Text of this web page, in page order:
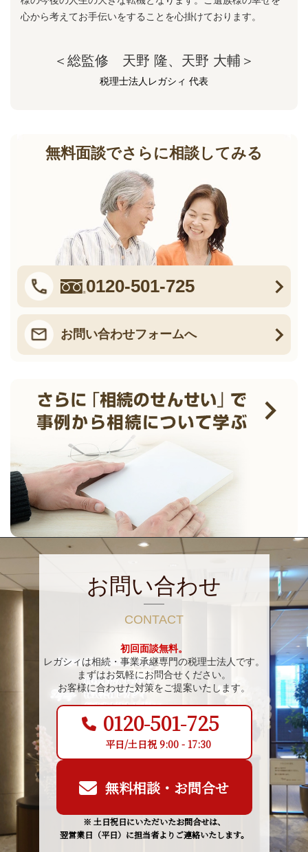
心から考えてお手伝いをすることを心掛けております。
＜総監修 天野 隆、天野 大輔＞
税理士法人レガシィ 代表
無料面談でさらに相談してみる
0120-501-725
お問い合わせフォームへ
お問い合わせ
CONTACT
初回面談無料。
レガシィは相続・事業承継専門の税理士法人です。
まずはお気軽にお問合せください。
お客様に合わせた対策をご提案いたします。
0120-501-725
平日/土日祝 9:00 - 17:30
無料相談・お問合せ
※ 土日祝日にいただいたお問合せは、
翌営業日（平日）に担当者よりご連絡いたします。